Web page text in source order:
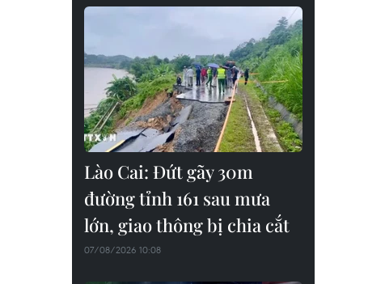
Lào Cai: Đứt gãy 30m
đường tỉnh 161 sau mưa
lớn, giao thông bị chia cắt
07/08/2026 10:08